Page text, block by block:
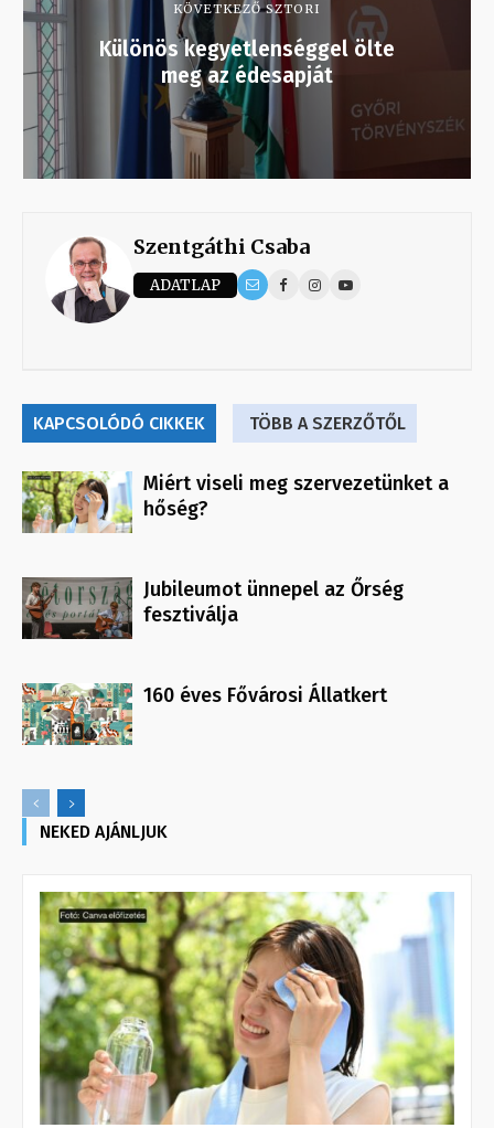
KÖVETKEZŐ SZTORI
Különös kegyetlenséggel ölte
meg az édesapját
Szentgáthi Csaba
ADATLAP
KAPCSOLÓDÓ CIKKEK TÖBB A SZERZŐTŐL
Miért viseli meg szervezetünket a
hőség?
Jubileumot ünnepel az Őrség
fesztiválja
160 éves Fővárosi Állatkert
NEKED AJÁNLJUK